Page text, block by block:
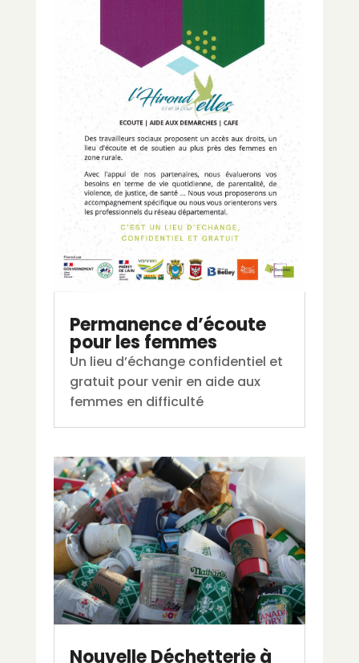
Permanence d’écoute
pour les femmes
Un lieu d’échange confidentiel et
gratuit pour venir en aide aux
femmes en difficulté
Nouvelle Déchetterie à